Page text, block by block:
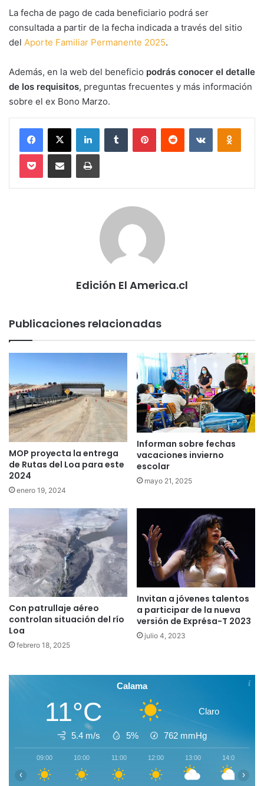
La fecha de pago de cada beneficiario podrá ser
consultada a partir de la fecha indicada a través del sitio
del Aporte Familiar Permanente 2025.
Además, en la web del beneficio podrás conocer el detalle
de los requisitos, preguntas frecuentes y más información
sobre el ex Bono Marzo.
Facebook
X LinkedInTumblr PinterestReddit VKontakte
Pocket Compartir via email Imprimir
Edición El America.cl
Publicaciones relacionadas
MOP proyecta la entrega
de Rutas del Loa para este
2024
enero 19, 2024
Informan sobre fechas
vacaciones invierno
escolar
mayo 21, 2025
Con patrullaje aéreo
controlan situación del río
Loa
febrero 18, 2025
Invitan a jóvenes talentos
a participar de la nueva
versión de Exprésa-T 2023
julio 4, 2023
Calama
11°C Claro
5.4 m/s 5% 762 mmHg
09:00 10:00 11:00 12:00 13:00 14:00
‹ ›